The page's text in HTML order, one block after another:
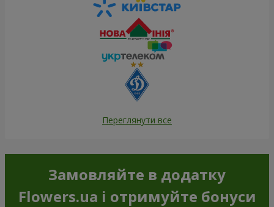
Переглянути все
Замовляйте в додатку
Flowers.ua і отримуйте бонуси